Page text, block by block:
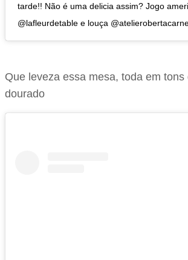
tarde!! Não é uma delicia assim? Jogo
@lafleurdetable e louça
Que leveza essa mesa, toda em tons
dourado